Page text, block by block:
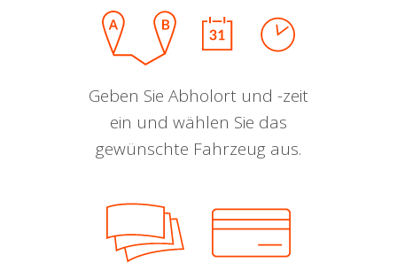
Geben Sie Abholort und -zeit
ein und wählen Sie das
gewünschte Fahrzeug aus.